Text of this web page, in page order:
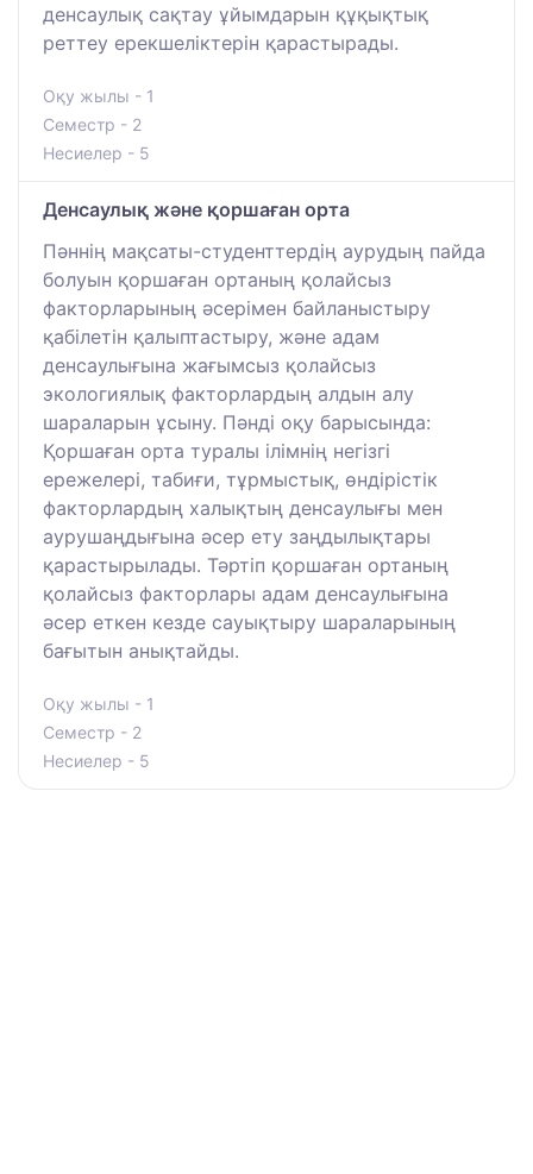
денсаулық сақтау ұйымдарын құқықтық
реттеу ерекшеліктерін қарастырады.
Оқу жылы - 1
Семестр - 2
Несиелер - 5
Денсаулық және қоршаған орта
Пәннің мақсаты-студенттердің аурудың пайда
болуын қоршаған ортаның қолайсыз
факторларының әсерімен байланыстыру
қабілетін қалыптастыру, және адам
денсаулығына жағымсыз қолайсыз
экологиялық факторлардың алдын алу
шараларын ұсыну. Пәнді оқу барысында:
Қоршаған орта туралы ілімнің негізгі
ережелері, табиғи, тұрмыстық, өндірістік
факторлардың халықтың денсаулығы мен
аурушаңдығына әсер ету заңдылықтары
қарастырылады. Тәртіп қоршаған ортаның
қолайсыз факторлары адам денсаулығына
әсер еткен кезде сауықтыру шараларының
бағытын анықтайды.
Оқу жылы - 1
Семестр - 2
Несиелер - 5